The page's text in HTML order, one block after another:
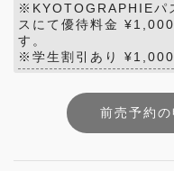
※KYOTOGRAPHIEパ
スにて優待料金
す。
※学生割引あり ¥1,000
前売予約